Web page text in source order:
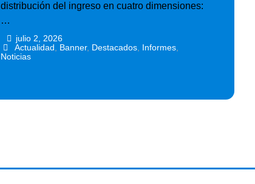
distribución del ingreso en cuatro dimensiones:
…
julio 2, 2026
Actualidad Banner, Destacados Informes
Noticias